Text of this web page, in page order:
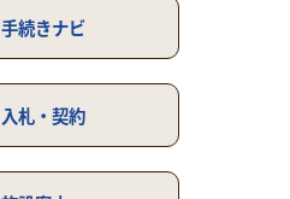
手続きナビ
入札・契約